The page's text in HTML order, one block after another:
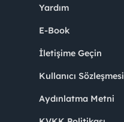
Yardım
E-Book
İletişime Geçin
Kullanıcı Sözleşmesi
Aydınlatma Metni